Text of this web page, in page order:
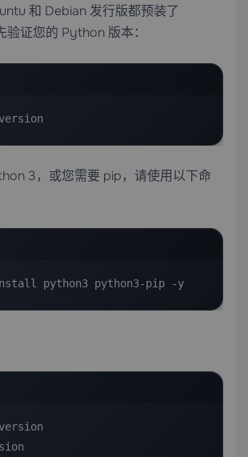
和 Debian 发行版都预装了
证您的 Python 版本：
3，或您需要 pip，请使用以下命
python3 python3-pip -y